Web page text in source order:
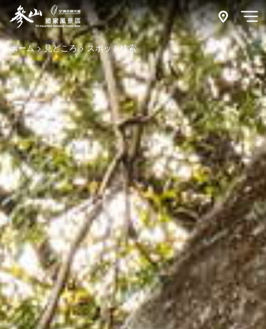
跳
到
主
要
內
容
區
塊
附近玩什
開
ホーム 見どころ スポット検索